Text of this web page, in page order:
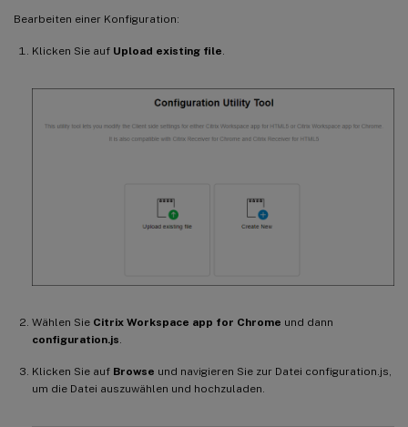
Bearbeiten einer Konfiguration:
Klicken Sie auf Upload existing file
Wählen Sie Citrix Workspace app for Chrome und dann
configuration.js
Klicken Sie auf Browse und navigieren Sie zur Datei configuration.js,
um die Datei auszuwählen und hochzuladen.